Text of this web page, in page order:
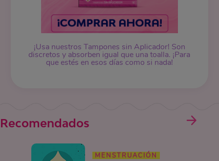
¡Usa nuestros Tampones sin Aplicador! Son
discretos y absorben igual que una toalla. ¡Para
que estés en esos días como si nada!
Recomendados
MENSTRUACIÓN